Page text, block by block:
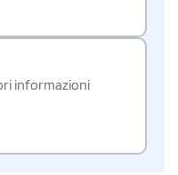
informazioni